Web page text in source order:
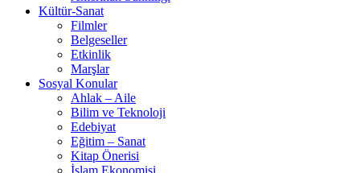
Kültür-Sanat
Filmler
Belgeseller
Etkinlik
Marşlar
Sosyal Konular
Ahlak – Aile
Bilim ve Teknoloji
Edebiyat
Eğitim – Sanat
Kitap Önerisi
İslam Ekonomisi